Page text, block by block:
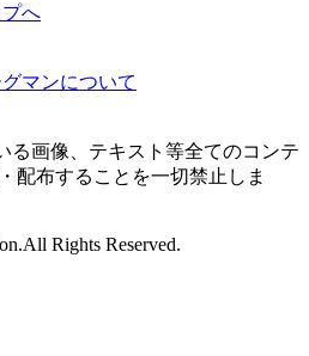
へ
マンについて
画像、テキスト等全てのコンテ
配布することを一切禁止しま
Rights Reserved.